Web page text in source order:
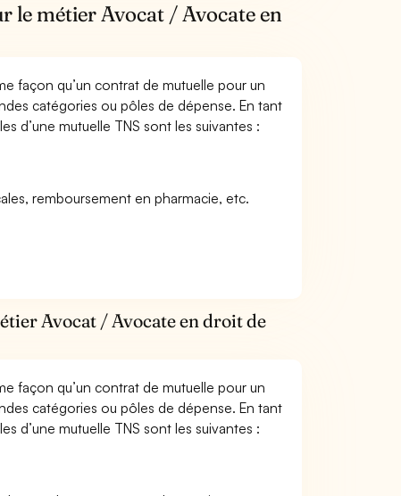
le métier Avocat / Avocate en
façon qu’un contrat de mutuelle pour un
catégories ou pôles de dépense. En tant
d’une mutuelle TNS sont les suivantes :
remboursement en pharmacie, etc.
Avocat / Avocate en droit de
façon qu’un contrat de mutuelle pour un
catégories ou pôles de dépense. En tant
d’une mutuelle TNS sont les suivantes :